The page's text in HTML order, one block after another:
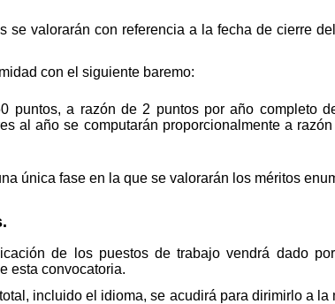
se valorarán con referencia a la fecha de cierre
con el siguiente baremo:
puntos, a razón de 2 puntos por año completo
al año se computarán proporcionalmente a
única fase en la que se valorarán los méritos
de los puestos de trabajo vendrá dado
esta convocatoria.
incluido el idioma, se acudirá para dirimirlo a